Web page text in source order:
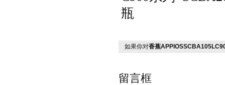
瓶
如果你对香蕉
留言框